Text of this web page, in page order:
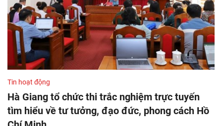
Tin hoạt động
Hà Giang tổ chức thi trắc nghiệm trực tuyến
tìm hiểu về tư tưởng, đạo đức, phong cách Hồ